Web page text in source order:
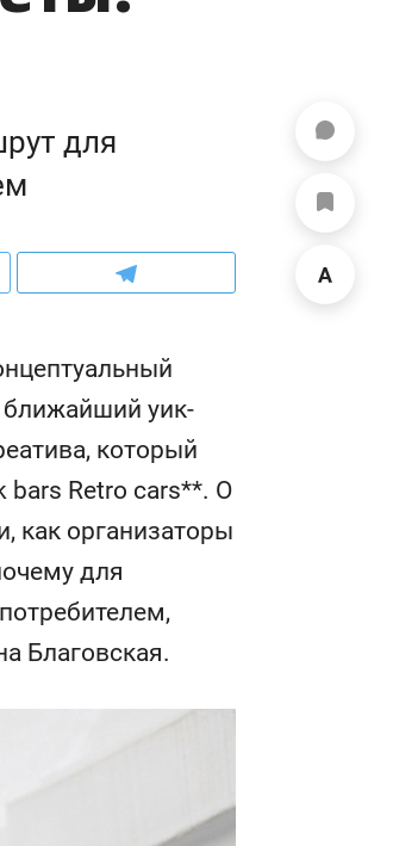
для
ближайший уик-
который
bars Retro cars**. О
как организаторы
для
Благовская.
Мексика, рок-концерт
и вагон с чак-чаком: как
в Менделеевске прошла
«Гонка Героев»